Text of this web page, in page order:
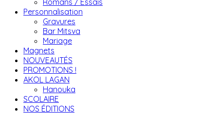
Personnalisation
Gravures
Bar Mitsva
Mariage
Magnets
NOUVEAUTÉS
PROMOTIONS !
AKOL LAGAN
Hanouka
SCOLAIRE
NOS ÉDITIONS